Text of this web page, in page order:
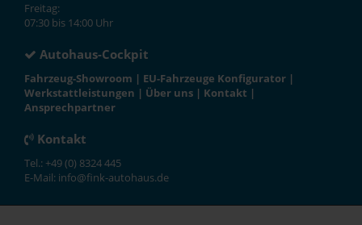
Freitag:
07:30 bis 14:00 Uhr
Autohaus-Cockpit
Fahrzeug-Showroom | EU-Fahrzeuge Konfigurator |
Werkstattleistungen | Über uns | Kontakt |
Ansprechpartner
Kontakt
Tel.: +49 (0) 8324 445
E-Mail: info@fink-autohaus.de